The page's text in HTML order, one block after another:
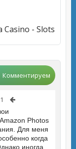
Casino - Slots
Комментируем
Photos
Для меня
когда
иногда